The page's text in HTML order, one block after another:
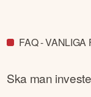
FAQ -
Ska man